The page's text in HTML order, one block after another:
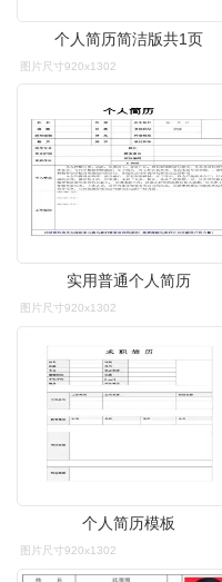
个人简历简洁版共1页
图片尺寸920x1302
实用普通个人简历
图片尺寸920x1302
个人简历模板
图片尺寸920x1302